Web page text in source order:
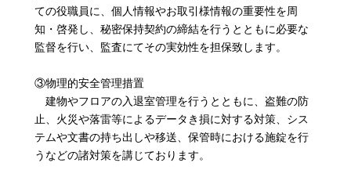
ての役職員に、個人情報やお取引様情報の重要性を周
知・啓発し、秘密保持契約の締結を行うとともに必要な
監督を行い、監査にてその実効性を担保致します。
③物理的安全管理措置
建物やフロアの入退室管理を行うとともに、盗難の防
止、火災や落雷等によるデータき損に対する対策、シス
テムや文書の持ち出しや移送、保管時における施錠を行
うなどの諸対策を講じております。